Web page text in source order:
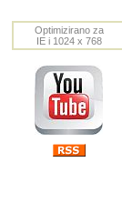
Optimizirano za
IE i 1024 x 768